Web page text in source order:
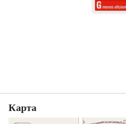
Карта